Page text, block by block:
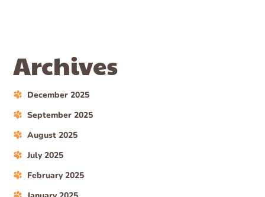
Archives
December 2025
September 2025
August 2025
July 2025
February 2025